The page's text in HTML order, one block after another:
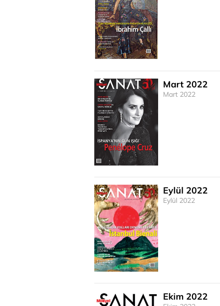
Mart 2022
Mart 2022
Eylül 2022
Eylül 2022
Ekim 2022